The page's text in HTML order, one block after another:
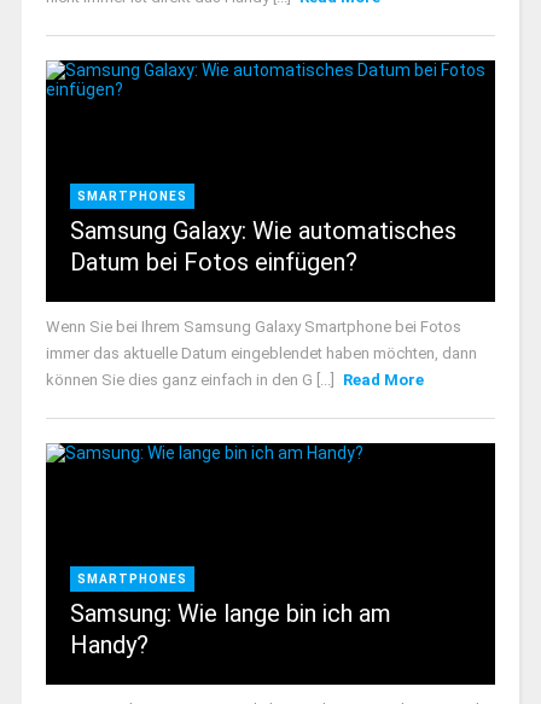
SMARTPHONES
Samsung Galaxy: Wie automatisches
Datum bei Fotos einfügen?
Wenn Sie bei Ihrem Samsung Galaxy Smartphone bei Fotos
immer das aktuelle Datum eingeblendet haben möchten, dann
können Sie dies ganz einfach in den G [...]
Read More
SMARTPHONES
Samsung: Wie lange bin ich am
Handy?